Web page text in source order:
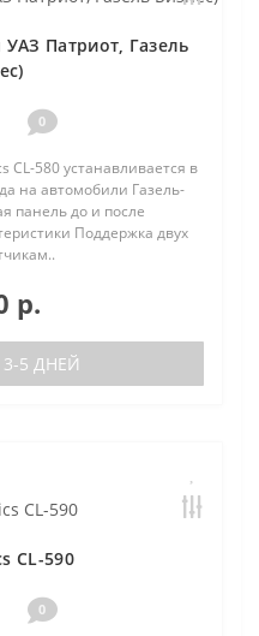
Патриот, Газель
0
580 устанавливается в
на автомобили Газель-
панель до и после
Поддержка двух
р.
5 ДНЕЙ
CL-590
0